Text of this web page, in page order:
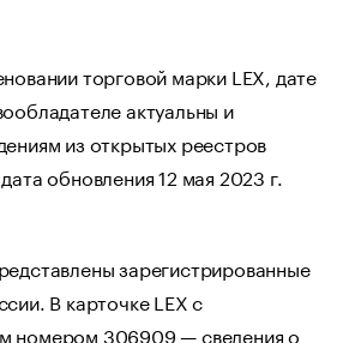
торговой марки LEX, дате
актуальны и
из открытых реестров
обновления 12 мая 2023 г.
зарегистрированные
В карточке LEX с
номером 306909 — сведения о